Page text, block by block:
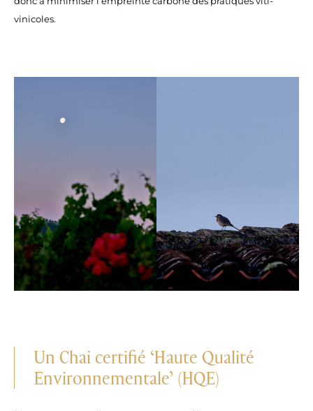
vinicoles.
Un Chai certifié ‘Haute Qualité
Environnementale’ (HQE)